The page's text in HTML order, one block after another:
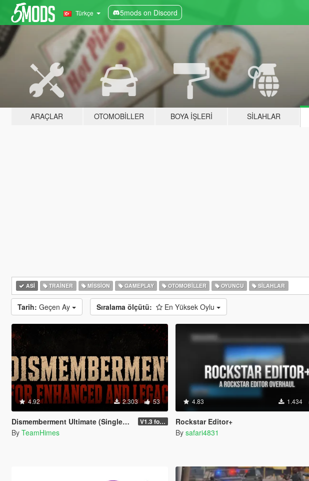
Türkçe 5mods on Discord
ARAÇLAR OTOMOBILLER BOYA İŞLERI SILAHLAR
ASI TRAINER MISSION GAMEPLAY OTOMOBILLER OYUNCU SILAHLAR
Tarih: Geçen Ay Sıralama ölçütü: En Yüksek Oylu
4.92 2.303 53
Dismemberment Ultimate (Singleplayer) for Enhanced & Legacy V1.3 for Enhanced
By TeamHimes
4.83 1.434
Rockstar Editor+
By safari4831